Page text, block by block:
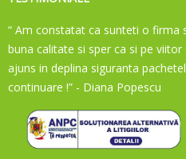
“ Am constatat ca sunteti o firma
buna calitate si sper ca si pe
ajuns in deplina siguranta
continuare !” - Diana Popescu